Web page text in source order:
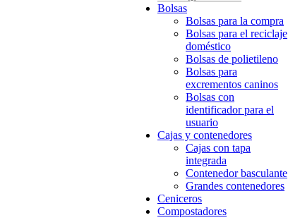
Bolsas
Bolsas para la compra
Bolsas para el reciclaje
doméstico
Bolsas de polietileno
Bolsas para
excrementos caninos
Bolsas con
identificador para el
usuario
Cajas y contenedores
Cajas con tapa
integrada
Contenedor basculante
Grandes contenedores
Ceniceros
Compostadores